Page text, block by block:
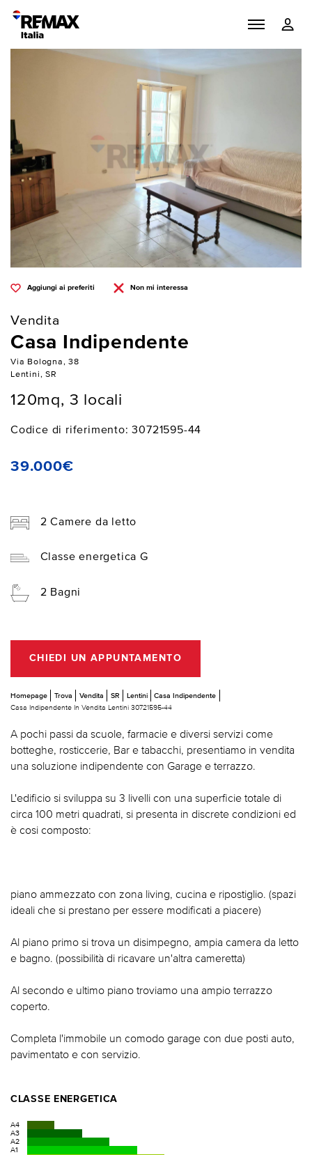
Aggiungi ai preferiti Non mi interessa
Vendita
Casa Indipendente
Via Bologna, 38
Lentini, SR
120mq, 3 locali
Codice di riferimento: 30721595-44
39.000€
2 Camere da letto
Classe energetica G
2 Bagni
CHIEDI UN APPUNTAMENTO
Homepage Trova Vendita SR Lentini
Casa Indipendente
Casa Indipendente In Vendita Lentini 30721595-44
A pochi passi da scuole, farmacie e diversi servizi come
botteghe, rosticcerie, Bar e tabacchi, presentiamo in vendita
una soluzione indipendente con Garage e terrazzo.
L'edificio si sviluppa su 3 livelli con una superficie totale di
circa 100 metri quadrati, si presenta in discrete condizioni ed
è cosi composto:
piano ammezzato con zona living, cucina e ripostiglio. (spazi
ideali che si prestano per essere modificati a piacere)
Al piano primo si trova un disimpegno, ampia camera da letto
e bagno. (possibilità di ricavare un'altra cameretta)
Al secondo e ultimo piano troviamo una ampio terrazzo
coperto.
Completa l'immobile un comodo garage con due posti auto,
pavimentato e con servizio.
CLASSE ENERGETICA
A4
A3
A2
A1